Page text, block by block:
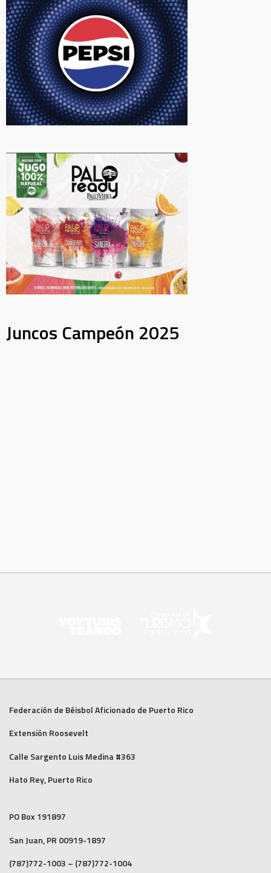
Juncos Campeón 2025
Federación de Béisbol Aficionado de Puerto Rico
Extensión Roosevelt
Calle Sargento Luis Medina #363
Hato Rey, Puerto Rico
PO Box 191897
San Juan, PR 00919-1897
(787)772-1003 – (787)772-1004